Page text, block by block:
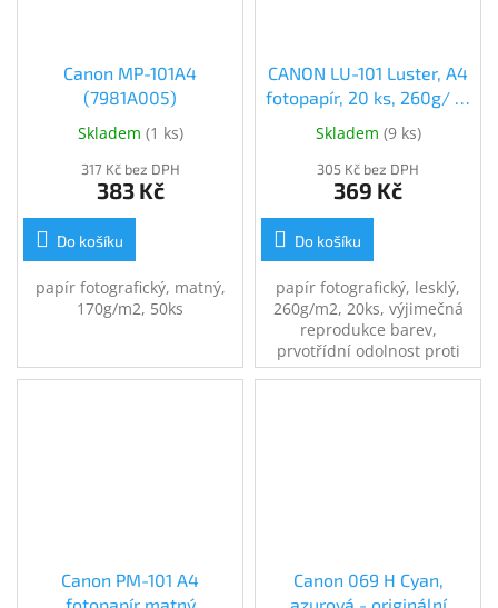
Canon MP-101A4
(7981A005)
Skladem (1 ks)
317 Kč bez DPH
383 Kč
Do košíku
papír fotografický, matný,
170g/m2, 50ks
CANON LU-101 Luster, A4
fotopapír, 20 ks, 260g/ m
(6211B006)
Skladem (9 ks)
305 Kč bez DPH
369 Kč
Do košíku
papír fotografický, lesklý,
260g/m2, 20ks, výjimečná
reprodukce barev,
prvotřídní odolnost proti
vyblednutí, 6211B006
Canon PM-101 A4
fotopapír matný
Canon 069 H Cyan,
azurová - originální